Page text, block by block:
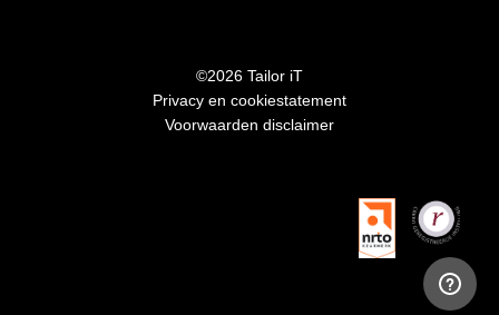
©2026 Tailor iT
Privacy en cookiestatement
Voorwaarden disclaimer